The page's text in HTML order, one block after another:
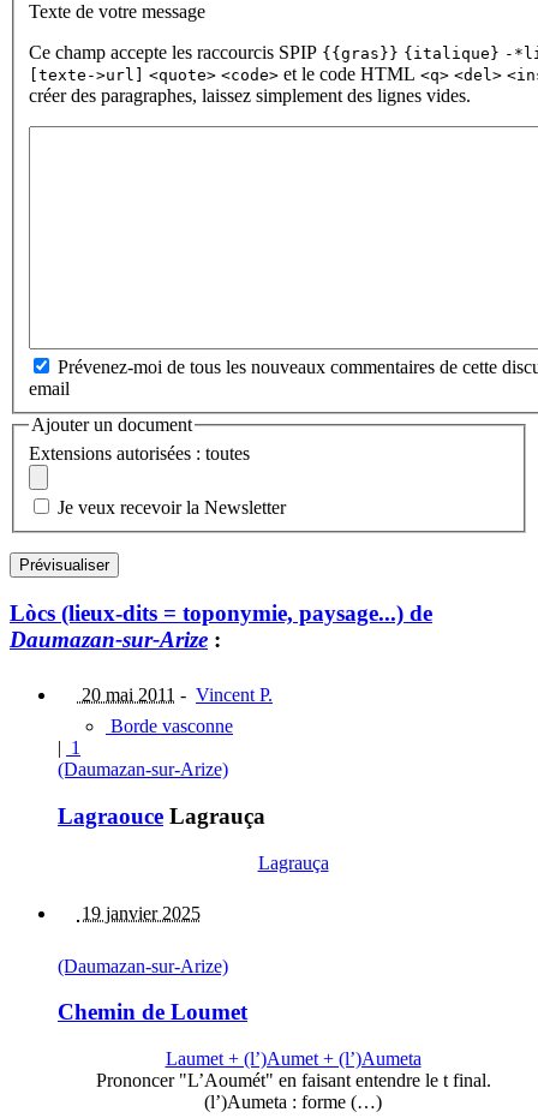
Texte de votre message
Ce champ accepte les raccourcis SPIP {{gras}} {italique} -
[texte->url]
<quote> <code> et le code HTML <q> <del>
créer des paragraphes, laissez simplement des lignes vides.
Prévenez-moi de tous les nouveaux commentaires de cette
email
Ajouter un document
Extensions autorisées : toutes
Je veux recevoir la Newsletter
Lòcs (lieux-dits = toponymie, paysage...) de
Daumazan-sur-Arize :
20 mai 2011 - Vincent P.
Borde vasconne
| 1
(Daumazan-sur-Arize)
Lagraouce Lagrauça
Lagrauça
19 janvier 2025
(Daumazan-sur-Arize)
Chemin de Loumet
Laumet + (l’)Aumet + (l’)Aumeta
Prononcer "L’Aoumét" en faisant entendre le t final.
(l’)Aumeta : forme (…)